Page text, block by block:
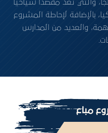
والتي تعدُّ مقصداً سياحياً
بالإضافة لإحاطة المشروع
والعديد من المدارس
مباع